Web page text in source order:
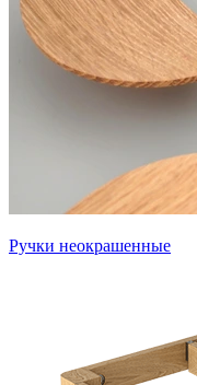
Ручки неокрашенные